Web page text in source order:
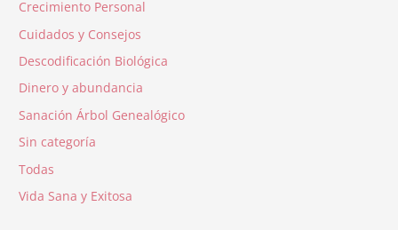
Crecimiento Personal
Cuidados y Consejos
Descodificación Biológica
Dinero y abundancia
Sanación Árbol Genealógico
Sin categoría
Todas
Vida Sana y Exitosa